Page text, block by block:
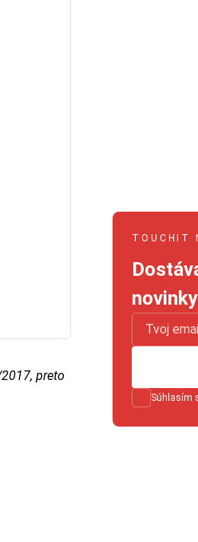
preto
TOUCHIT
Súhlasím